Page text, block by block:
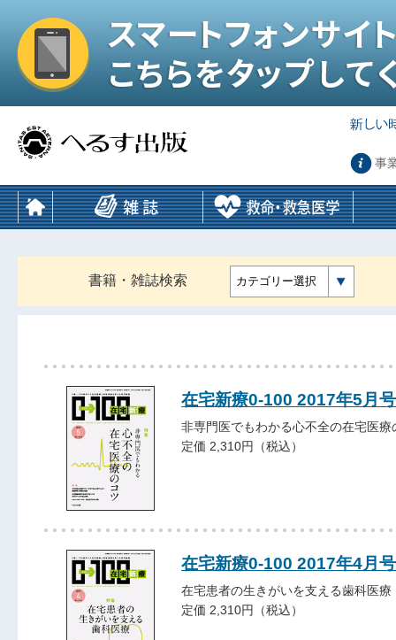
事
書籍・雑誌検索 カテゴリー選択
在宅新療0-100 2017年5月号
非専門医でもわかる心不全の在宅医療
定価 2,310円（税込）
在宅新療0-100 2017年4月号
在宅患者の生きがいを支える歯科医療
定価 2,310円（税込）